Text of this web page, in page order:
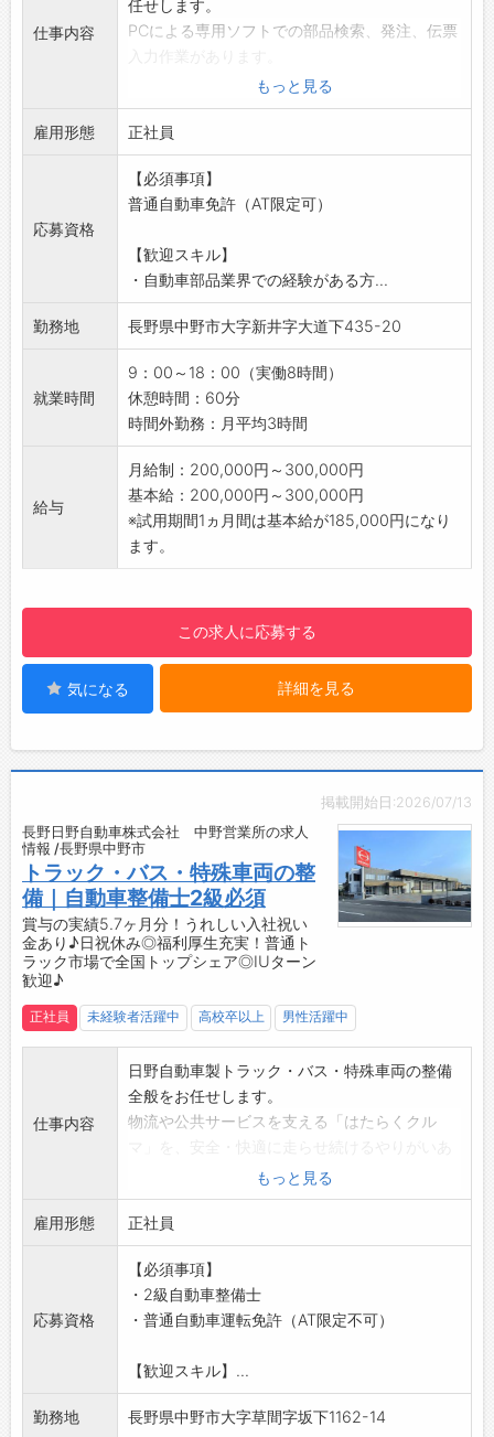
仕事内容
任せします。
PCによる専用ソフトでの部品検索、発注、伝票
【具体的な業務内容】
・電話での受発注業務、訪問先の確認
・商品伝票の確認
・商品の積込み作業（5～25kgほど）
・配送（1日15件前後）
・取引先様との対応
注文をうけることもあります。
【おすすめポイント】
・ルート営業メインで、過剰なノルマや飛び込
み営業はなし！
・未経験からスタートOK！先輩がしっかりサポ
ートします！
・仕事を通じて、自動車業界の動向を実感でき
ます。
【研修制度・ステップアップ】
仕事をしながら業務を習得いただきます。
業務を通じて自然に覚えていらっしゃる方が多
いです。
分からないことがあれば先輩社員がサポートし
【働き方】
め、時間管理は各自にお任せしています。
考え方や行動力をとても大切にしています。
・自分にできることを考えて柔軟に動ける人
・積極的な提案でお客さまの繁栄に貢献するチ
ャレンジ精神がある方
・そして何より「車が好き！」という気持ちを
持っている方
えています！！
【社内設備】
・冷蔵庫
・自動販売機（有料）
もっと見る
雇用形態 正社員
応募資格
【必須事項】
普通自動車免許（AT限定可）
【歓迎スキル】
・自動車部品業界での経験がある方...
勤務地 長野県中野市大字新井字大道下435-20
就業時間
9：00～18：00（実働8時間）
休憩時間：60分
時間外勤務：月平均3時間
給与
月給制：200,000円～300,000円
基本給：200,000円～300,000円
※試用期間1ヵ月間は基本給が185,000円になり
ます。
この求人に応募する
気になる 詳細を見る
掲載開始日:2026/07/13
長野日野自動車株式会社 中野営業所の求人
情報 /長野県中野市
トラック・バス・特殊車両の整
備｜自動車整備士2級必須
賞与の実績5.7ヶ月分！うれしい入社祝い
金あり♪日祝休み◎福利厚生充実！普通ト
ラック市場で全国トップシェア◎IUターン
歓迎♪
正社員 未経験者活躍中 高校卒以上 男性活躍中
仕事内容
日野自動車製トラック・バス・特殊車両の整備
全般をお任せします。
物流や公共サービスを支える「はたらくクル
作業は3～4名で一班のチーム制なので、分から
ないことはすぐに相談でき、未経験分野も安心
してチャレンジできます♪
整備士としてスキルアップしながら、安定した
環境で長く活躍できる職場です！
【具体的な業務内容】
車、塵芥車など）の点検・整備
・走行距離や使用年数に応じた車検（1日3～4
台程度）、定期点検
もっと見る
雇用形態 正社員
応募資格
【必須事項】
・2級自動車整備士
・普通自動車運転免許（AT限定不可）
【歓迎スキル】...
勤務地 長野県中野市大字草間字坂下1162-14